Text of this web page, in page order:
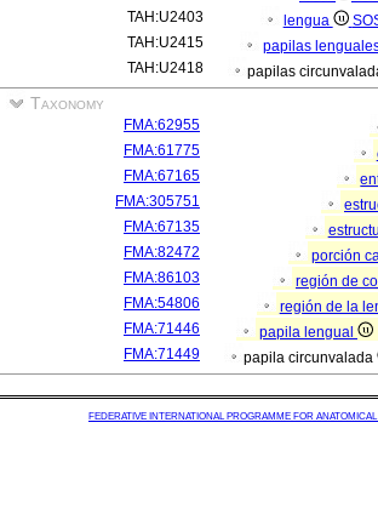
TAH:U2403
lengua
TAH:U2415
papilas
TAH:U2418
papilas
Taxonomy
FMA:62955
FMA:61775
FMA:67165
FMA:305751
FMA:67135
FMA:82472
porción
FMA:86103
región de
FMA:54806
región de la
FMA:71446
papila lengual
FMA:71449
papila circunvalada
FEDERATIVE INTERNATIONAL PROGRAMME FOR